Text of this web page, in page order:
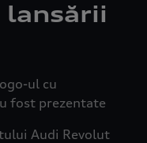
ul cu
fost prezentate
Audi Revolut